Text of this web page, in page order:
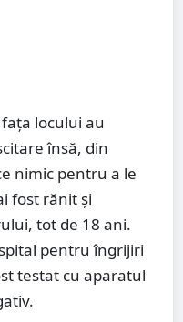
locului au
însă, din
nimic pentru a le
fost rănit şi
tot de 18 ani.
pentru îngrijiri
testat cu aparatul